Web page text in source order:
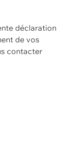
déclaration
de vos
contacter